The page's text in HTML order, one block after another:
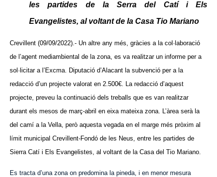
les partides de la Serra del Catí i Els
Evangelistes, al voltant de la Casa Tio Mariano
Crevillent (09/09/2022).- Un altre any més, gràcies a la col·laboració
de l’agent mediambiental de la zona, es va realitzar un informe per a
sol·licitar a l’Excma. Diputació d’Alacant la subvenció per a la
redacció d’un projecte valorat en 2.500€. La redacció d’aquest
projecte, preveu la continuació dels treballs que es van realitzar
durant els mesos de març-abril en eixa mateixa zona. L’àrea serà la
del camí a la Vella, però aquesta vegada en el marge més pròxim al
límit municipal Crevillent-Fondó de les Neus, entre les partides de
Sierra Catí i Els Evangelistes, al voltant de la Casa del Tio Mariano.
Es tracta d’una zona on predomina la pineda, i en menor mesura